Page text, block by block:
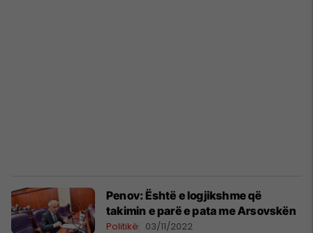
Penov: Është e logjikshme që
takimin e parë e pata me Arsovskën
Politikë 03/11/2022